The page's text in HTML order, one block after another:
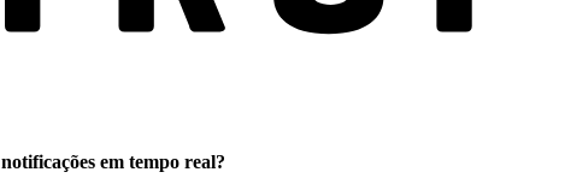
notificações em tempo real?